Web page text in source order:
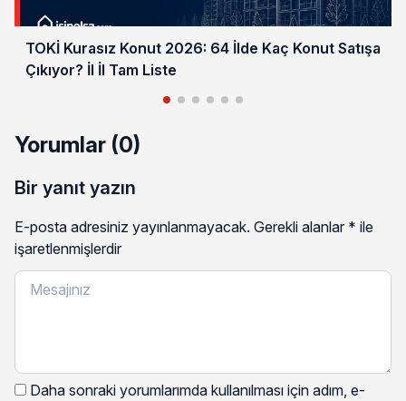
TOKİ Kurasız Konut 2026: 64 İlde Kaç Konut Satışa
Çıkıyor? İl İl Tam Liste
Yorumlar (0)
Bir yanıt yazın
E-posta adresiniz yayınlanmayacak. Gerekli alanlar * ile
işaretlenmişlerdir
Daha sonraki yorumlarımda kullanılması için adım, e-